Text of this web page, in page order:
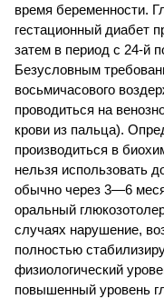
время беременности.
гестационный диабет
затем в период с 24-й
Безусловным
восьмичасового
проводиться на
крови из пальца).
производиться в
нельзя использовать
обычно через 3—6
оральный
случаях нарушение,
полностью
физиологический
повышенный уровень